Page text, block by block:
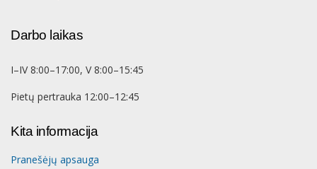
Darbo laikas
I–IV 8:00–17:00, V 8:00–15:45
Pietų pertrauka 12:00–12:45
Kita informacija
Pranešėjų apsauga